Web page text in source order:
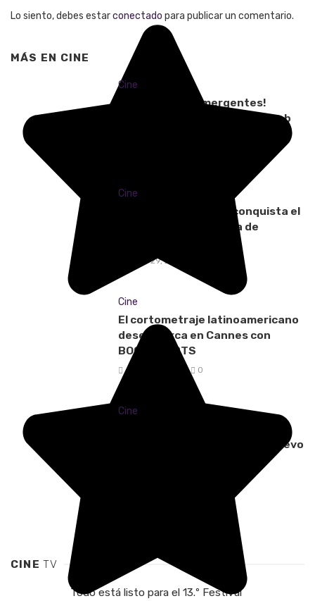
Lo siento, debes estarconectado para publicar un comentario.
MÁS EN CINE
Cine
¡Productores emergentes!
Abierta la convocatoria del Lab
Cine
La selva colombiana conquista el
Emmy con una historia de
mayo 29, 2026
Cine
El cortometraje latinoamericano
desembarca en Cannes con
BOGOSHORTS
mayo 20, 2026 0
Cine
Fito Páez lanza el cortometraje
“Todos los Fitos” y estrena nuevo
CINETV
Todo está listo para el 13.º Festival